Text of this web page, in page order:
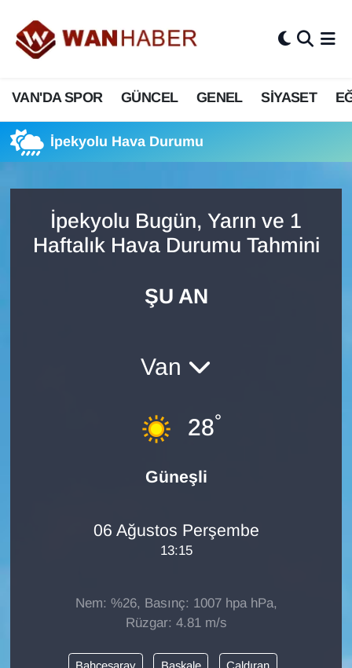
VAN'DA SPOR GÜNCEL GENEL SİYASET
İpekyolu Hava Durumu
İpekyolu Bugün, Yarın ve 1
Haftalık Hava Durumu Tahmini
ŞU AN
Van
28°
Güneşli
06 Ağustos Perşembe
13:15
Nem: %26, Basınç: 1007 hpa hPa,
Rüzgar: 4.81 m/s
3.SAYFA
ASAYİŞ
BİLİM VE TEKNOLOJİ
Bölge Haberleri
En çok konuşulanlar
GENEL
Van Nöbetçi Eczaneler
Van Hava Durumu
Van Namaz Vakitleri
Süper Lig Puan Durumu ve Fikstür
Son Dakika Haberleri